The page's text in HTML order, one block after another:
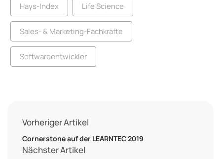
Hays-Index Life Science
Sales- & Marketing-Fachkräfte
Softwareentwickler
Vorheriger Artikel
Cornerstone auf der LEARNTEC 2019
Nächster Artikel